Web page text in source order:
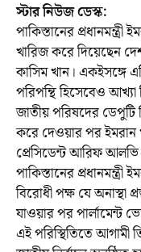
স্টার নিউজ ডেস্ক:
পাকিস্তানের প্রধানমন্ত্রী
খারিজ করে দিয়েছেন
কাসিম খান। একইসঙ্গে
পরিপন্থি হিসেবেও আখ্যা
জাতীয় পরিষদের ডেপুটি
করে দেওয়ার পর ইমরান
প্রেসিডেন্ট আরিফ
পাকিস্তানের প্রধানমন্ত্রী
বিরোধী পক্ষ যে অনাস্থা
যাওয়ার পর পার্লামেন্ট
এই পরিস্থিতিতে আগামী